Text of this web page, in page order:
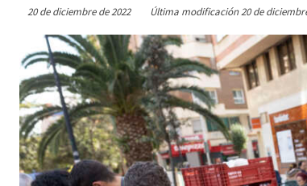
20 de diciembre de 2022 Última modificación20 de